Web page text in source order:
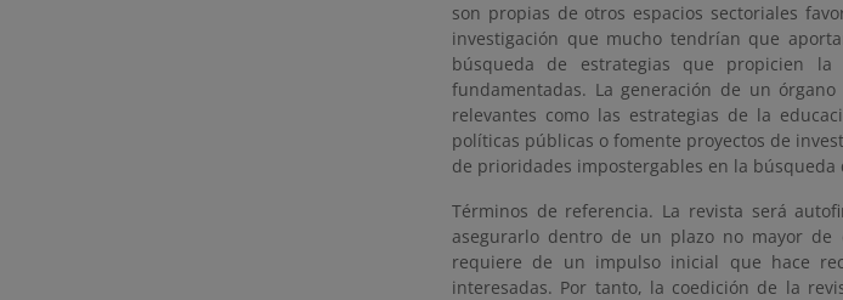
son propias de otros espacios sectoriales
investigación que mucho tendrían que
búsqueda de estrategias que propicien
fundamentadas. La generación de un
relevantes como las estrategias de la
políticas públicas o fomente proyectos de
de prioridades impostergables en la
Términos de referencia. La revista será
asegurarlo dentro de un plazo no mayor de
requiere de un impulso inicial que hace
interesadas. Por tanto, la coedición de la